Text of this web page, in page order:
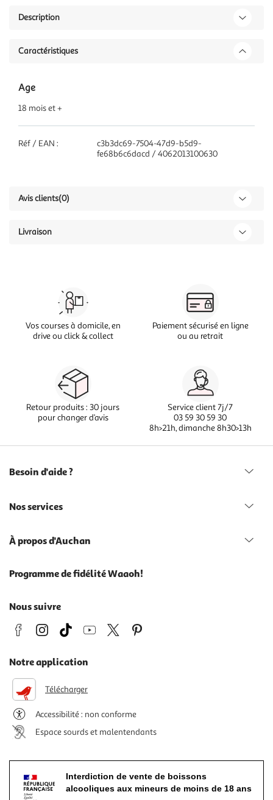
Description
Caractéristiques
Age
18 mois et +
Réf / EAN :
c3b3dc69-7504-47d9-b5d9-
fe68b6c6dacd / 4062013100630
Avis clients(0)
Livraison
Vos courses à domicile, en
drive ou click & collect
Paiement sécurisé en ligne
ou au retrait
Retour produits : 30 jours
pour changer d’avis
Service client 7j/7
03 59 30 59 30
8h>21h, dimanche 8h30>13h
Besoin d'aide ?
Nos services
À propos d'Auchan
Programme de fidélité Waaoh!
Nous suivre
Notre application
Télécharger
Accessibilité : non conforme
Espace sourds et malentendants
Interdiction de vente de boissons
alcooliques aux mineurs de moins de 18 ans